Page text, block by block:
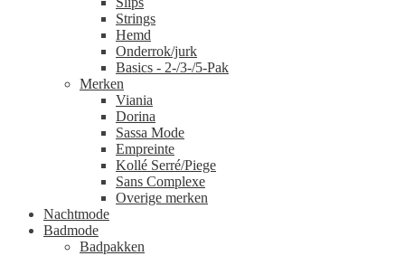
Strings
Hemd
Onderrok/jurk
Basics - 2-/3-/5-Pak
Merken
Viania
Dorina
Sassa Mode
Empreinte
Kollé Serré/Piege
Sans Complexe
Overige merken
Nachtmode
Badmode
Badpakken